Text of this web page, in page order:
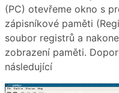
(PC) otevřeme okno s
zápisníkové paměti
soubor registrů a
zobrazení paměti.
následující